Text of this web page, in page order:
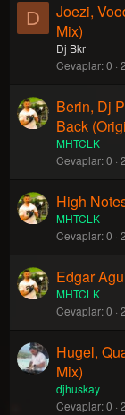
D
Joezi,
Mix)
Dj Bkr
Cevaplar 0
Berin, Dj
Back
MHTCLK
Cevaplar 0
High
MHTCLK
Cevaplar 0
Edgar
MHTCLK
Cevaplar 0
Hugel,
Mix)
djhuskay
Cevaplar 0